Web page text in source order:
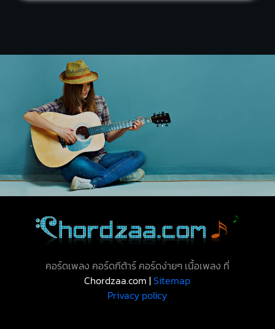
คอร์ดเพลง คอร์ดกีต้าร์ คอร์ดง่ายๆ เนื้อเพลง ที่
Chordzaa.com |Sitemap
Privacy policy